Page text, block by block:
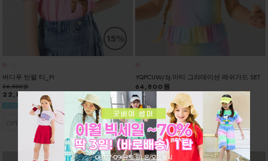
15%
버디푸 반팔 티_PI
26,800원
22,800원
OPTION
YQPCUW/SJ.아티 그라데이션 래쉬가드 SET
64,800원
OPTION